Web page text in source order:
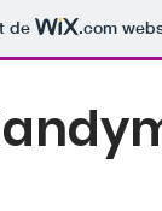
de .com